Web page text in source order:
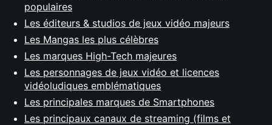
populaires
Les éditeurs & studios de jeux vidéo majeurs
Les Mangas les plus célèbres
Les marques High-Tech majeures
Les personnages de jeux vidéo et licences
vidéoludiques emblématiques
Les principales marques de Smartphones
Les principaux canaux de streaming (films et